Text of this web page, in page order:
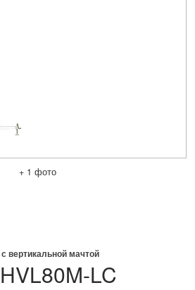
+ 1 фото
HVL80M-LC
вертикальной мачтой